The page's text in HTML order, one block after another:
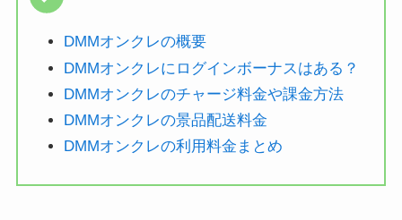
DMMオンクレの概要
DMMオンクレにログインボーナスはある？
DMMオンクレのチャージ料金や課金方法
DMMオンクレの景品配送料金
DMMオンクレの利用料金まとめ